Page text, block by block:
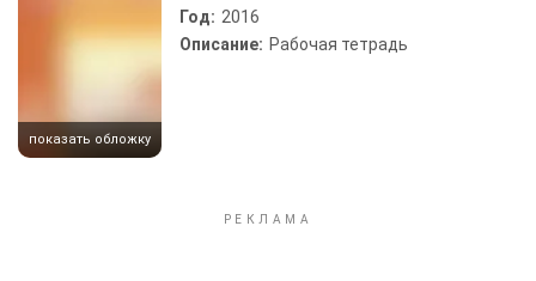
показать обложку
Год: 2016
Описание: Рабочая тетрадь